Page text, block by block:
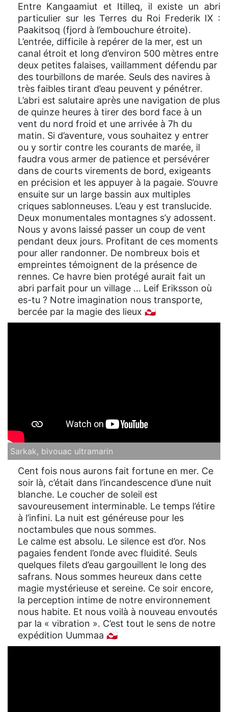
Entre Kangaamiut et Itilleq, il existe un abri
particulier sur les Terres du Roi Frederik IX :
Paakitsoq (fjord à l’embouchure étroite).
L’entrée, difficile à repérer de la mer, est un
canal étroit et long d’environ 500 mètres entre
deux petites falaises, vaillamment défendu par
des tourbillons de marée. Seuls des navires à
très faibles tirant d’eau peuvent y pénétrer.
L’abri est salutaire après une navigation de plus
de quinze heures à tirer des bord face à un
vent du nord froid et une arrivée à 7h du
matin. Si d’aventure, vous souhaitez y entrer
ou y sortir contre les courants de marée, il
faudra vous armer de patience et persévérer
dans de courts virements de bord, exigeants
en précision et les appuyer à la pagaie. S’ouvre
ensuite sur un large bassin aux multiples
criques sablonneuses. L’eau y est translucide.
Deux monumentales montagnes s’y adossent.
Nous y avons laissé passer un coup de vent
pendant deux jours. Profitant de ces moments
pour aller randonner. De nombreux bois et
empreintes témoignent de la présence de
rennes. Ce havre bien protégé aurait fait un
abri parfait pour un village … Leif Eriksson où
es-tu ? Notre imagination nous transporte,
bercée par la magie des lieux 🇬🇱
Sarkak, bivouac ultramarin
Cent fois nous aurons fait fortune en mer. Ce
soir là, c’était dans l’incandescence d’une nuit
blanche. Le coucher de soleil est
savoureusement interminable. Le temps l’étire
à l’infini. La nuit est généreuse pour les
noctambules que nous sommes.
Le calme est absolu. Le silence est d’or. Nos
pagaies fendent l’onde avec fluidité. Seuls
quelques filets d’eau gargouillent le long des
safrans. Nous sommes heureux dans cette
magie mystérieuse et sereine. Ce soir encore,
la perception intime de notre environnement
nous habite. Et nous voilà à nouveau envoutés
par la « vibration ». C’est tout le sens de notre
expédition Uummaa 🇬🇱